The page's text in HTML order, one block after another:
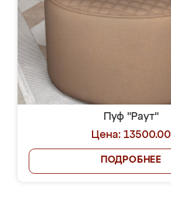
Пуф "Раут"
Цена: 13500.00
ПОДРОБНЕЕ